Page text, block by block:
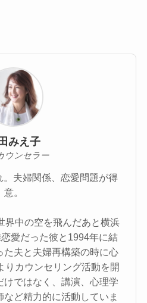
みえ子
ウンセラー
夫婦関係、恋愛問題が得
意。
界中の空を飛んだあと横浜
愛だった彼と1994年に結
た夫と夫婦再構築の時に心
りカウンセリング活動を開
ではなく、講演、心理学
ど精力的に活動していま